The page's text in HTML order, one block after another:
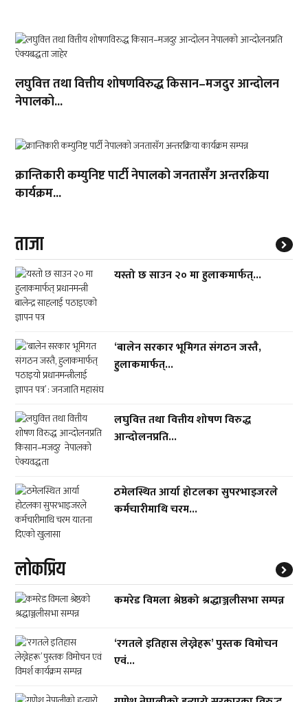
लघुवित्त तथा वित्तीय शोषणविरुद्ध किसान–मजदुर आन्दोलन
नेपालको...
क्रान्तिकारी कम्युनिष्ट पार्टी नेपालको जनतासँग अन्तरक्रिया
कार्यक्रम...
ताजा
यस्तो छ साउन २० मा हुलाकमार्फत्...
‘बालेन सरकार भूमिगत संगठन जस्तै,
हुलाकमार्फत्...
लघुवित्त तथा वित्तीय शोषण विरुद्ध
आन्दोलनप्रति...
ठमेलस्थित आर्या होटलका सुपरभाइजरले
कर्मचारीमाथि चरम...
लाेकप्रिय
कमरेड विमला श्रेष्ठको श्रद्धाञ्जलीसभा सम्पन्न
‘रगतले इतिहास लेख्नेहरू’ पुस्तक विमोचन
एवं...